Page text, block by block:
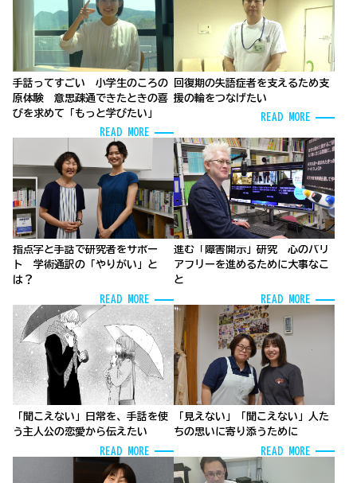
手話ってすごい 小学生のころの
原体験 意思疎通できたときの喜
びを求めて「もっと学びたい」
READ MORE
回復期の失語症者を支えるため支
援の輪をつなげたい
READ MORE
指点字と手話で研究者をサポー
ト 学術通訳の「やりがい」と
は？
READ MORE
進む「障害開示」研究 心のバリ
アフリーを進めるために大事なこ
と
READ MORE
「聞こえない」日常を、手話を使
う主人公の恋愛から伝えたい
READ MORE
「見えない」「聞こえない」人た
ちの思いに寄り添うために
READ MORE